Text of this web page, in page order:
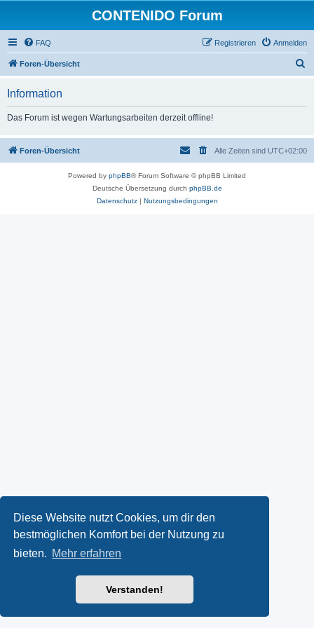
Diese Website nutzt Cookies, um dir den
bestmöglichen Komfort bei der Nutzung zu
bieten. Mehr erfahren
Verstanden!
CONTENIDO Forum
FAQ Anmelden
Registrieren
Foren-Übersicht
Information
Das Forum ist wegen Wartungsarbeiten derzeit offline!
Foren-Übersicht Alle Zeiten sind UTC+02:00
Powered by phpBB® Forum Software © phpBB Limited
Deutsche Übersetzung durch phpBB.de
Datenschutz| Nutzungsbedingungen